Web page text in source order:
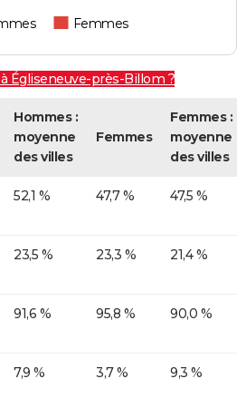
Femmes
Égliseneuve-près-Billom ?
Hommes :
moyenne
des villes
Femmes
Femmes :
moyenne
des villes
52,1 % 47,7 % 47,5 %
23,5 % 23,3 % 21,4 %
91,6 % 95,8 % 90,0 %
7,9 % 3,7 % 9,3 %